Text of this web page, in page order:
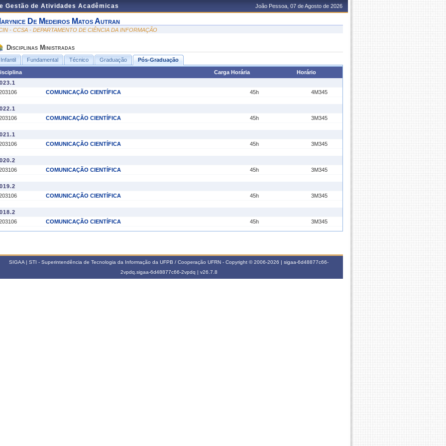
Gestão de Atividades Acadêmicas João Pessoa, 07 de Agosto de 2026
De Medeiros Matos Autran
- CCSA - DEPARTAMENTO DE CIÊNCIA DA INFORMAÇÃO
Disciplinas Ministradas
Infantil Fundamental Técnico Graduação Pós-Graduação
Carga Horária
Horário
COMUNICAÇÃO CIENTÍFICA 45h 4M345
COMUNICAÇÃO CIENTÍFICA 45h 3M345
COMUNICAÇÃO CIENTÍFICA 45h 3M345
COMUNICAÇÃO CIENTÍFICA 45h 3M345
COMUNICAÇÃO CIENTÍFICA 45h 3M345
COMUNICAÇÃO CIENTÍFICA 45h 3M345
SIGAA | STI - Superintendência de Tecnologia da Informação da UFPB / Cooperação UFRN - Copyright © 2006-2026 | sigaa-6d48877c66-
2vpdq.sigaa-6d48877c66-2vpdq | v26.7.8